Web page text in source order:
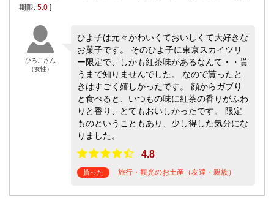
期限: 5.0 ]
ひろこさん
（女性）
ひよ子は元々かわいくておいしくて大好きな
お菓子です。 そのひよ子に東京スカイツリ
ー限定で、しかも紅茶味があるなんて・・貰
うまで知りませんでした。 なので貰ったと
きはすごく嬉しかったです。 顔からガブり
と食べると、いつもの味に紅茶の香りがふわ
りと香り、とてもおいしかったです。 限定
ものということもあり、少し得した気分にな
りました。
4.8
貰った 旅行・観光のお土産（友達・親族）